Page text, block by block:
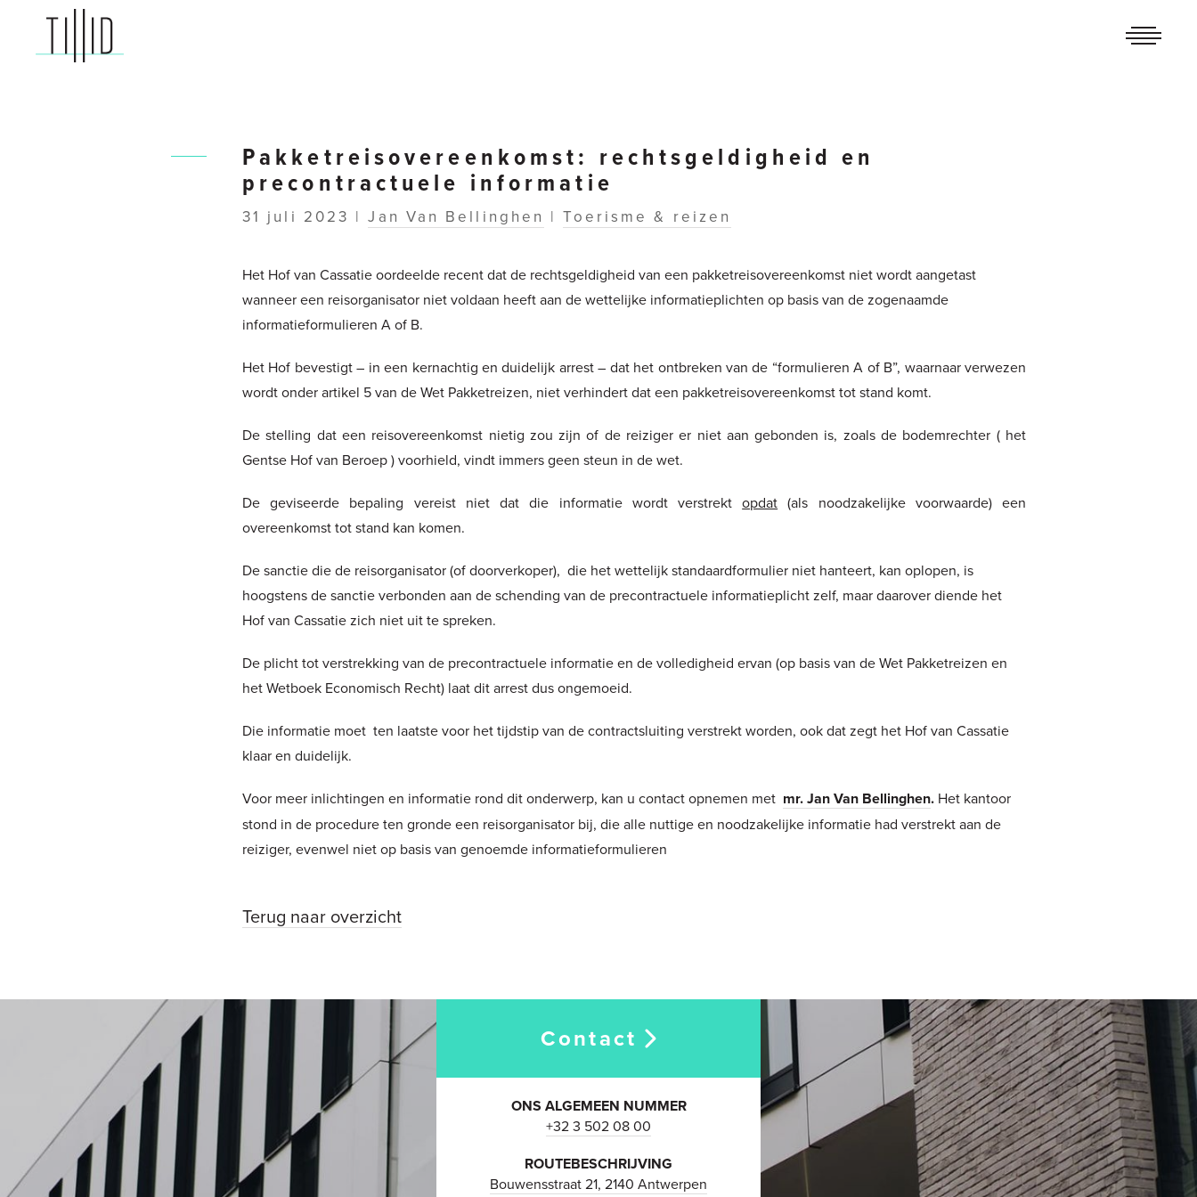
Pakketreisovereenkomst: rechtsgeldigheid en
precontractuele informatie
31 juli 2023 |Jan Van Bellinghen |Toerisme & reizen
Het Hof van Cassatie oordeelde recent dat de rechtsgeldigheid van een pakketreisovereenkomst niet wordt aangetast
wanneer een reisorganisator niet voldaan heeft aan de wettelijke informatieplichten op basis van de zogenaamde
informatieformulieren A of B.
Het Hof bevestigt – in een kernachtig en duidelijk arrest – dat het ontbreken van de “formulieren A of B”, waarnaar verwezen
wordt onder artikel 5 van de Wet Pakketreizen, niet verhindert dat een pakketreisovereenkomst tot stand komt.
De stelling dat een reisovereenkomst nietig zou zijn of de reiziger er niet aan gebonden is, zoals de bodemrechter ( het
Gentse Hof van Beroep ) voorhield, vindt immers geen steun in de wet.
De geviseerde bepaling vereist niet dat die informatie wordt verstrektopdat (als noodzakelijke voorwaarde) een
overeenkomst tot stand kan komen.
De sanctie die de reisorganisator (of doorverkoper), die het wettelijk standaardformulier niet hanteert, kan oplopen, is
hoogstens de sanctie verbonden aan de schending van de precontractuele informatieplicht zelf, maar daarover diende het
Hof van Cassatie zich niet uit te spreken.
De plicht tot verstrekking van de precontractuele informatie en de volledigheid ervan (op basis van de Wet Pakketreizen en
het Wetboek Economisch Recht) laat dit arrest dus ongemoeid.
Die informatie moet ten laatste voor het tijdstip van de contractsluiting verstrekt worden, ook dat zegt het Hof van Cassatie
klaar en duidelijk.
Voor meer inlichtingen en informatie rond dit onderwerp, kan u contact opnemen met mr. Jan Van Bellinghen. Het kantoor
stond in de procedure ten gronde een reisorganisator bij, die alle nuttige en noodzakelijke informatie had verstrekt aan de
reiziger, evenwel niet op basis van genoemde informatieformulieren
Terug naar overzicht
Contact
ONS ALGEMEEN NUMMER
+32 3 502 08 00
ROUTEBESCHRIJVING
Bouwensstraat 21, 2140 Antwerpen